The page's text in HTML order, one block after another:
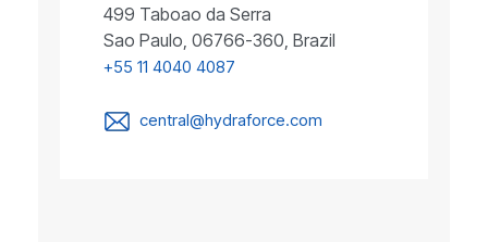
499 Taboao da Serra
Sao Paulo, 06766-360, Brazil
+55 11 4040 4087
central@hydraforce.com